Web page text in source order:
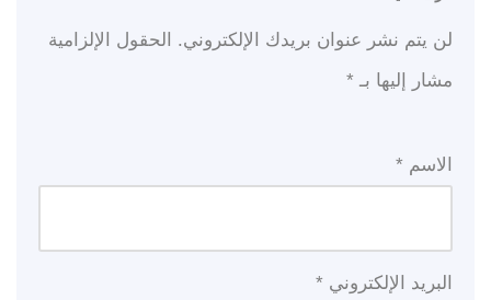
لن يتم نشر عنوان بريدك الإلكتروني.
الحقول الإلزامية
مشار إليها بـ *
الاسم *
البريد الإلكتروني *